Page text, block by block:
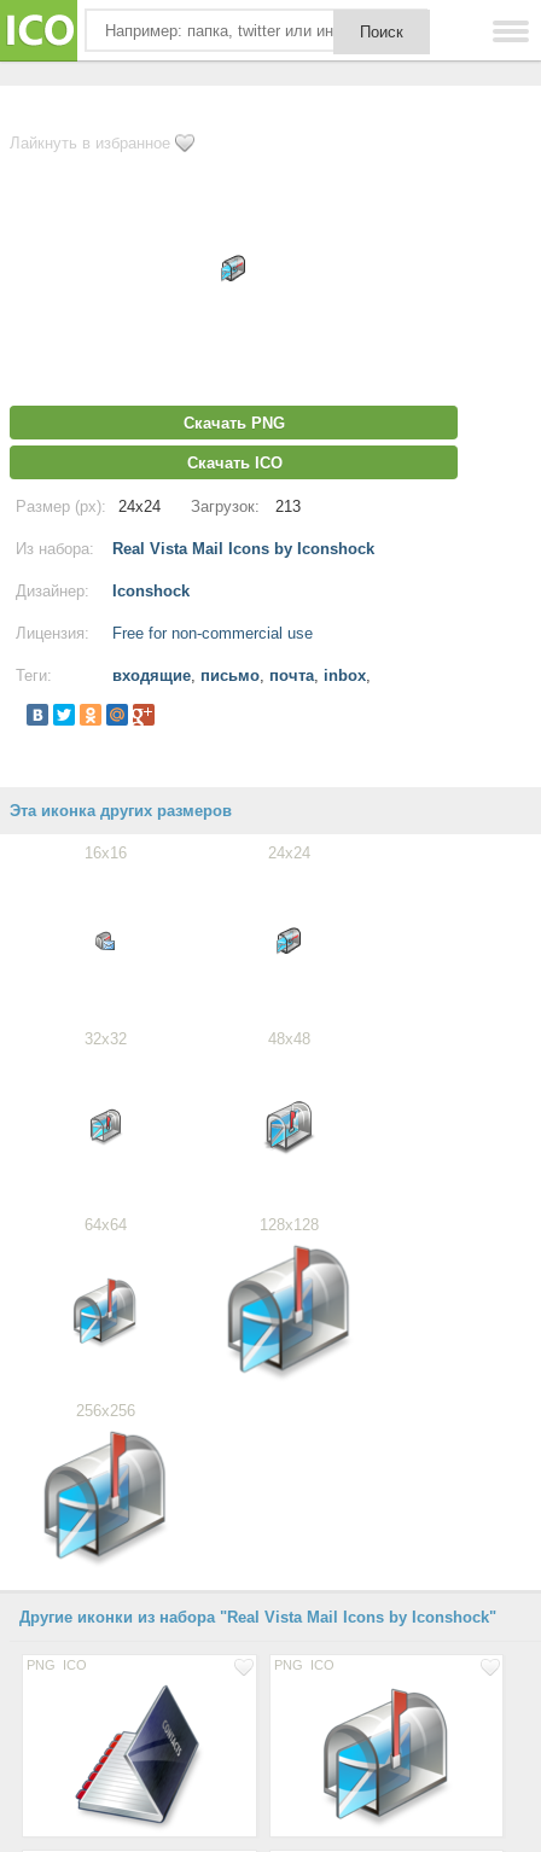
Лайкнуть в избранное
Скачать PNG
Скачать ICO
Размер (px): 24x24 Загрузок: 213
Из набора: Real Vista Mail Icons by Iconshock
Дизайнер: Iconshock
Лицензия: Free for non-commercial use
Теги: входящие, письмо, почта, inbox,
Эта иконка других размеров
16x16 24x24
32x32 48x48
64x64 128x128
256x256
Другие иконки из набора "Real Vista Mail Icons by Iconshock"
PNG ICO PNG ICO